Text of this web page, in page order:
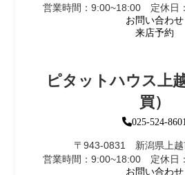
営業時間：9:00~18:00 定休日
お問い合わせ
来店予約
ピタットハウス上
買）
025-524-
〒943-0831 新潟県上越
営業時間：9:00~18:00 定休日
お問い合わせ